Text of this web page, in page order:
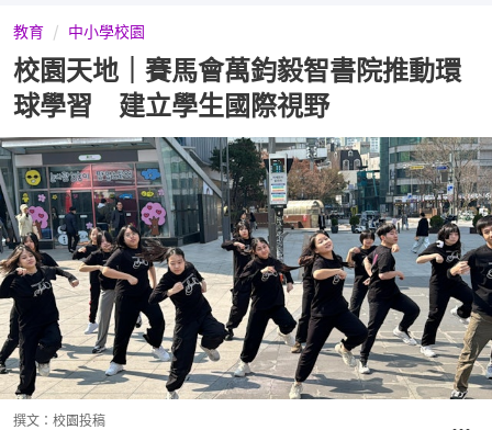
教育 中小學校園
校園天地｜賽馬會萬鈞毅智書院推動環
球學習 建立學生國際視野
撰文： 校園投稿